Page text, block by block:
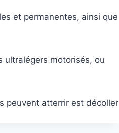
et permanentes, ainsi que
ultralégers motorisés, ou
peuvent atterrir est décoller